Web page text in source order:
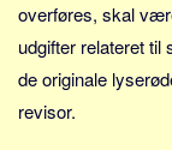
overføres, skal
udgifter relateret
de originale
revisor.